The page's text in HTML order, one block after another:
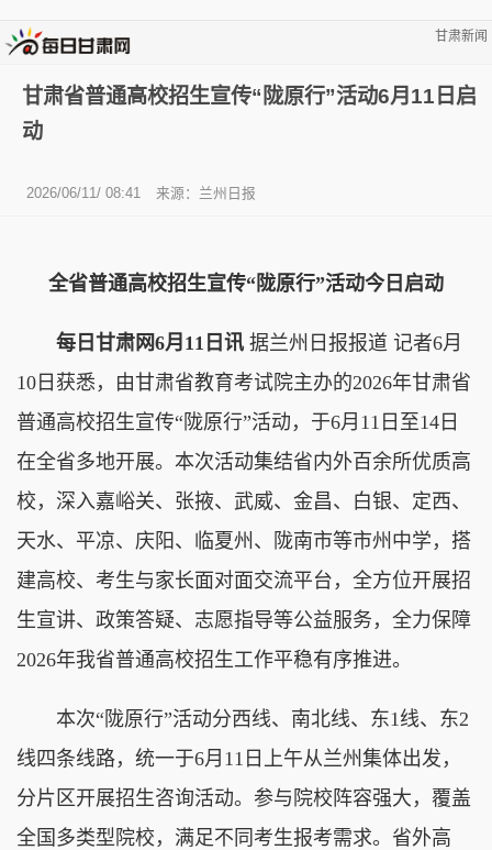
甘肃新闻
甘肃省普通高校招生宣传“陇原行”活动6月11日启
动
2026/06/11/ 08:41 来源：兰州日报
全省普通高校招生宣传“陇原行”活动今日启动
每日甘肃网6月11日讯 据兰州日报报道 记者6月
10日获悉，由甘肃省教育考试院主办的2026年甘肃省
普通高校招生宣传“陇原行”活动，于6月11日至14日
在全省多地开展。本次活动集结省内外百余所优质高
校，深入嘉峪关、张掖、武威、金昌、白银、定西、
天水、平凉、庆阳、临夏州、陇南市等市州中学，搭
建高校、考生与家长面对面交流平台，全方位开展招
生宣讲、政策答疑、志愿指导等公益服务，全力保障
2026年我省普通高校招生工作平稳有序推进。
本次“陇原行”活动分西线、南北线、东1线、东2
线四条线路，统一于6月11日上午从兰州集体出发，
分片区开展招生咨询活动。参与院校阵容强大，覆盖
全国多类型院校，满足不同考生报考需求。省外高